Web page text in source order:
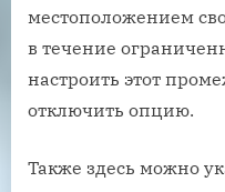
местоположением
в течение
настроить этот
отключить опцию.
Также здесь можно